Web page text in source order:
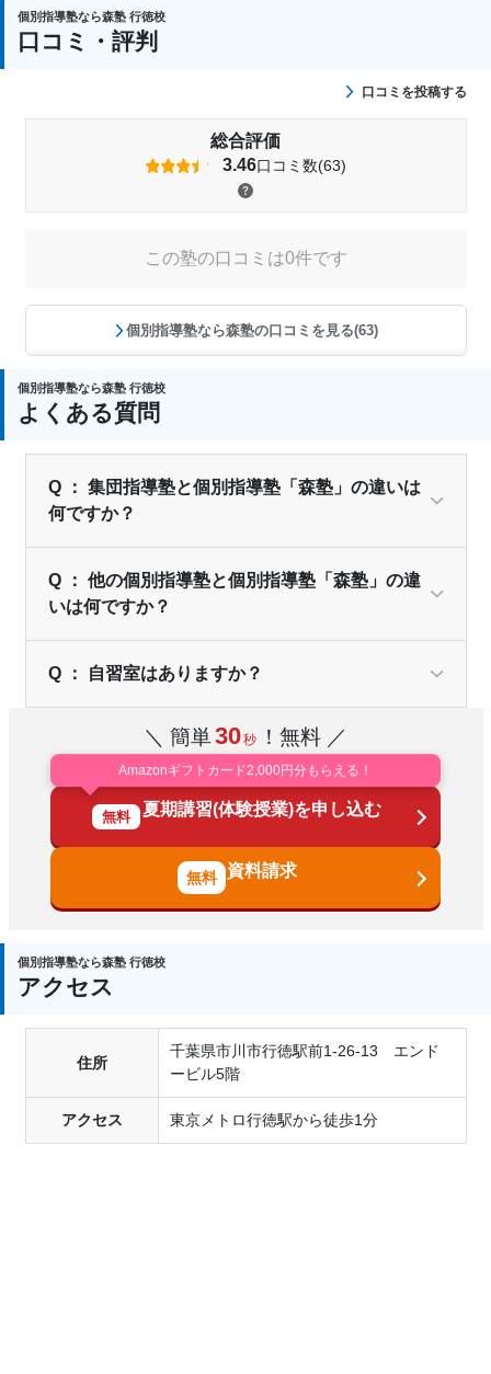
個別指導塾なら森塾 行徳校
口コミ・評判
口コミを投稿する
総合評価
3.46口コミ数(63)
この塾の口コミは0件です
個別指導塾なら森塾の口コミを見る(63)
個別指導塾なら森塾 行徳校
よくある質問
Q ： 集団指導塾と個別指導塾「森塾」の違いは
何ですか？
Q ： 他の個別指導塾と個別指導塾「森塾」の違
いは何ですか？
Q ： 自習室はありますか？
＼ 簡単30秒 ！無料 ／
Amazonギフトカード2,000円分もらえる！
無料 夏期講習(体験授業)を申し込む
資料請求
個別指導塾なら森塾 行徳校
アクセス
住所
千葉県市川市行徳駅前1-26-13 エンド
ービル5階
アクセス 東京メトロ行徳駅から徒歩1分